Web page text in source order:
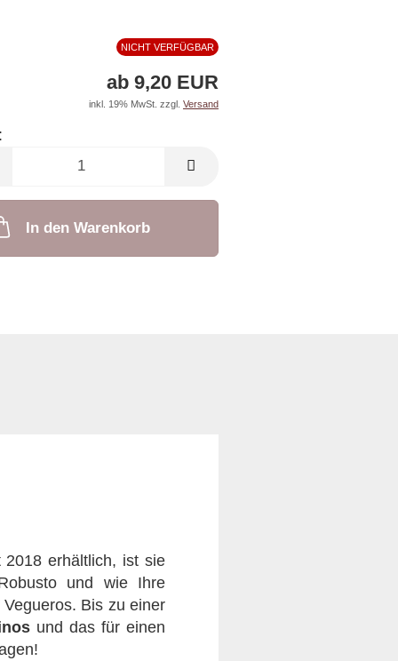
NICHT VERFÜGBAR
ab 9,20 EUR
inkl. 19% MwSt. zzgl. Versand
In den Warenkorb
erhältlich, ist sie
und wie Ihre
Bis zu einer
und das für einen